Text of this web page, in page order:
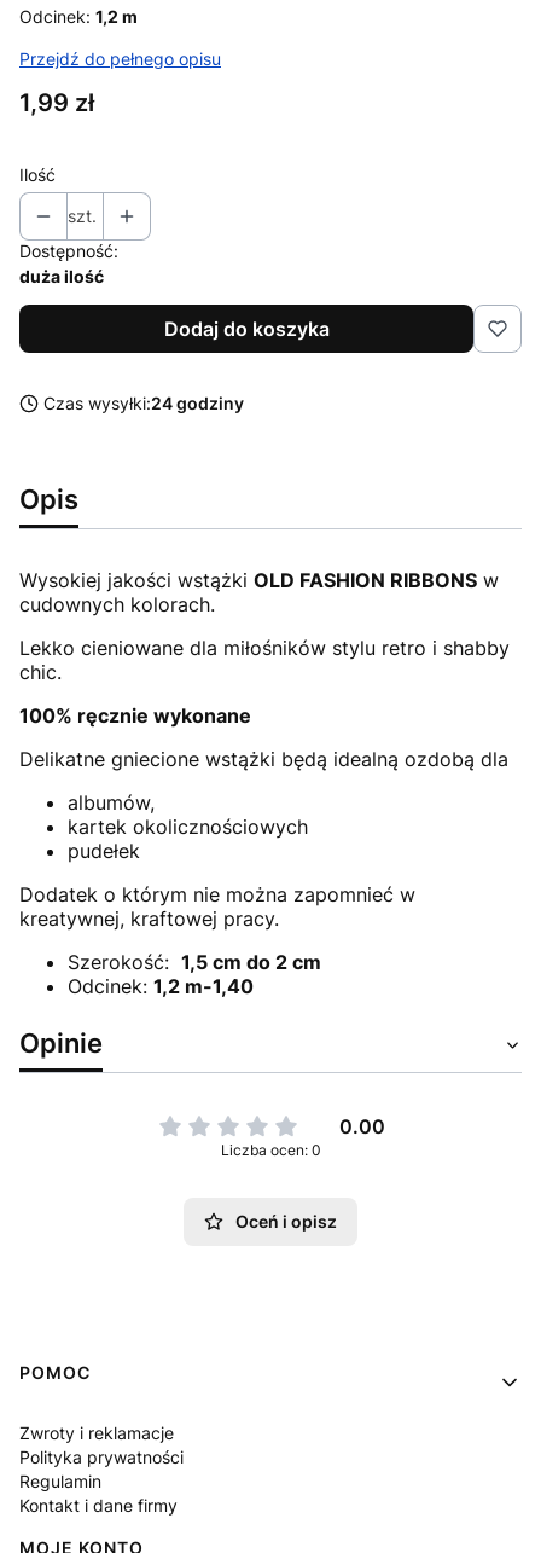
Odcinek: 1,2 m
Przejdź do pełnego opisu
Cena
1,99 zł
Ilość
szt.
Dostępność:
duża ilość
Dodaj do koszyka
Czas wysyłki:24 godziny
Opis
Wysokiej jakości wstążki OLD FASHION RIBBONS w
cudownych kolorach.
Lekko cieniowane dla miłośników stylu retro i shabby
chic.
100% ręcznie wykonane
Delikatne gniecione wstążki będą idealną ozdobą dla
albumów,
kartek okolicznościowych
pudełek
Dodatek o którym nie można zapomnieć w
kreatywnej, kraftowej pracy.
Szerokość: 1,5 cm do 2 cm
Odcinek: 1,2 m-1,40
Opinie
0.00
Liczba ocen: 0
Oceń i opisz
Linki w stopce
POMOC
Zwroty i reklamacje
Polityka prywatności
Regulamin
Kontakt i dane firmy
MOJE KONTO